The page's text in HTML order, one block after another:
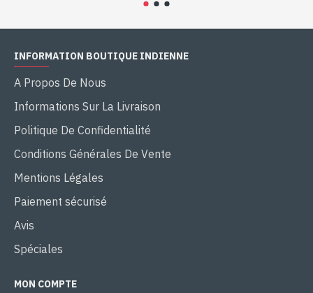
INFORMATION BOUTIQUE INDIENNE
A Propos De Nous
Informations Sur La Livraison
Politique De Confidentialité
Conditions Générales De Vente
Mentions Légales
Paiement sécurisé
Avis
Spéciales
MON COMPTE